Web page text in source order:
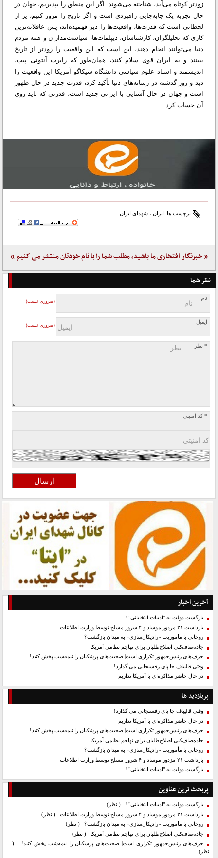
زودتر کوتاه می‌آید، شناخته می‌شوند. اگر این منطق را بپذیریم، جهان در
حال تجربه یک جابه‌جایی راهبردی است و اگر تاریخ را مرور کنیم، پر از
لحظاتی است که قدرت‌ها، واقعیت‌ها را دیر فهمیده‌اند، پس عاقلانه‌ترین
کاری که تحلیلگران، کارشناسان، دیپلمات‌ها، سیاست‌مداران و همه مردم
دنیا می‌توانند انجام دهند، این است که این واقعیت را زودتر از تاریخ
ببینند و به ایران قوی سلام کنند، همان‌طور که رابرت آنتونی پیپ،
اندیشمند و استاد علوم سیاسی دانشگاه شیکاگو آمریکا این واقعیت را
دید و روز گذشته در رسانه‌های دنیا تأکید کرد، قدرت جدید در حال ظهور
است و جهان در حال آشنایی با ایرانی جدید است، قدرتی که باید روی
آن حساب کرد.
برچسب ها: ایران ، شهدای ایران
« خبرنگار افتخاری ما باشید، مطلب شما را با نام خودتان منتشر می کنیم »
نظر شما
نام
(ضروری نیست)
ایمیل
(ضروری نیست)
* نظر
* کد امنیتی
آخرین اخبار
بازگشت دولت به "ادبیات انتخاباتی" !
بازداشت ۲۱ مزدور موساد و ۴ شرور مسلح توسط وزارت اطلاعات
روحانی با مأموریت «رادیکال‌سازی» به میدان بازگشت؟
جاده‌صاف‌کنی اصلاح‌طلبان برای تهاجم نظامی آمریکا
حرف‌های رئیس‌جمهور تکراری است| صحبت‌های پزشکیان را نیمه‌شب پخش کنید!
وقتی قالیباف جا پای رفسنجانی می گذارد!
در حال حاضر مذاکره‌ای با آمریکا نداریم
پربازدید ها
وقتی قالیباف جا پای رفسنجانی می گذارد!
در حال حاضر مذاکره‌ای با آمریکا نداریم
حرف‌های رئیس‌جمهور تکراری است| صحبت‌های پزشکیان را نیمه‌شب پخش کنید!
جاده‌صاف‌کنی اصلاح‌طلبان برای تهاجم نظامی آمریکا
روحانی با مأموریت «رادیکال‌سازی» به میدان بازگشت؟
بازداشت ۲۱ مزدور موساد و ۴ شرور مسلح توسط وزارت اطلاعات
بازگشت دولت به "ادبیات انتخاباتی" !
پربحث ترین عناوین
بازگشت دولت به "ادبیات انتخاباتی" ! ( نظر)
بازداشت ۲۱ مزدور موساد و ۴ شرور مسلح توسط وزارت اطلاعات
( نظر)
روحانی با مأموریت «رادیکال‌سازی» به میدان بازگشت؟ ( نظر)
جاده‌صاف‌کنی اصلاح‌طلبان برای تهاجم نظامی آمریکا ( نظر)
حرف‌های رئیس‌جمهور تکراری است| صحبت‌های پزشکیان را نیمه‌شب پخش کنید!
(
نظر)